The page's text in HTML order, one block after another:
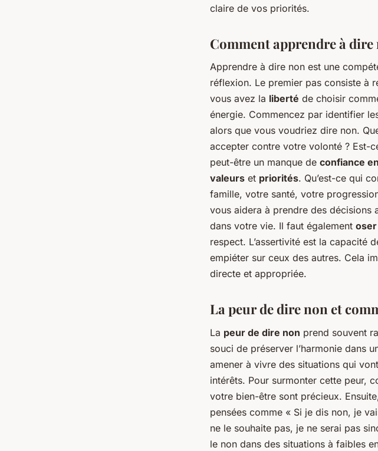
claire de vos priorités.
Comment apprendre à dire
Apprendre à dire non est une
réflexion. Le premier pas consiste à
vous avez la liberté de choisir
énergie. Commencez par identifier
alors que vous voudriez dire non.
accepter contre votre volonté ? Est-
peut-être un manque de confiance
valeurs et priorités. Qu’est-ce qui
famille, votre santé, votre
vous aidera à prendre des décisions
dans votre vie. Il faut également
respect. L’assertivité est la capacité
empiéter sur ceux des autres. Cela
directe et appropriée.
La peur de dire non et
La peur de dire non prend souvent
souci de préserver l’harmonie dans
amener à vivre des situations qui
intérêts. Pour surmonter cette peur,
votre bien-être sont précieux.
pensées comme « Si je dis non, je
ne le souhaite pas, je ne serai pas
le non dans des situations à faibles